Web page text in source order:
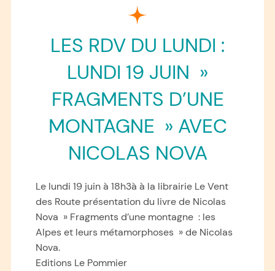
LES RDV DU LUNDI :
LUNDI 19 JUIN »
FRAGMENTS D’UNE
MONTAGNE » AVEC
NICOLAS NOVA
Le lundi 19 juin à 18h3à à la librairie Le Vent
des Route présentation du livre de Nicolas
Nova » Fragments d’une montagne : les
Alpes et leurs métamorphoses » de Nicolas
Nova.
Editions Le Pommier